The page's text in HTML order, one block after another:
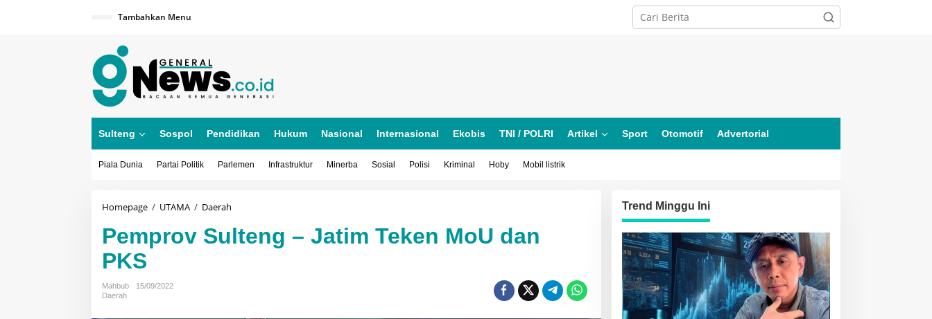
Tambahkan Menu
Sulteng Sospol Pendidikan Hukum Nasional Internasional Ekobis TNI / POLRI Artikel Sport Otomotif Advertorial
Piala Dunia Partai Politik Parlemen Infrastruktur Minerba Sosial Polisi Kriminal Hoby Mobil listrik
Homepage / UTAMA / Daerah
-
Jatim
Pemprov Sulteng – Jatim Teken MoU dan
PKS
Mahbub
15/09/2022
Daerah
Trend Minggu Ini